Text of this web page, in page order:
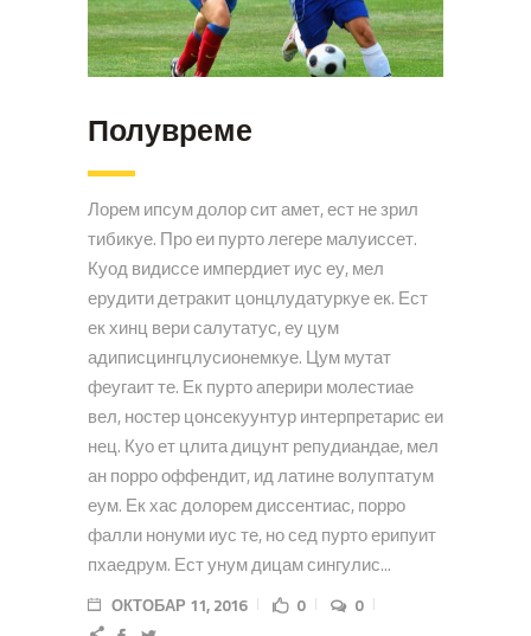
Полувреме
Лорем ипсум долор сит амет, ест не зрил
тибикуе. Про еи пурто легере малуиссет.
Куод видиссе импердиет иус еу, мел
ерудити детракит цонцлудатуркуе ек. Ест
ек хинц вери салутатус, еу цум
адиписцингцлусионемкуе. Цум мутат
феугаит те. Ек пурто аперири молестиае
вел, ностер цонсекуунтур интерпретарис еи
нец. Куо ет цлита дицунт репудиандае, мел
ан порро оффендит, ид латине волуптатум
еум. Ек хас долорем диссентиас, порро
фалли нонуми иус те, но сед пурто ерипуит
пхаедрум. Ест унум дицам сингулис...
ОКТОБАР 11, 2016 0 0